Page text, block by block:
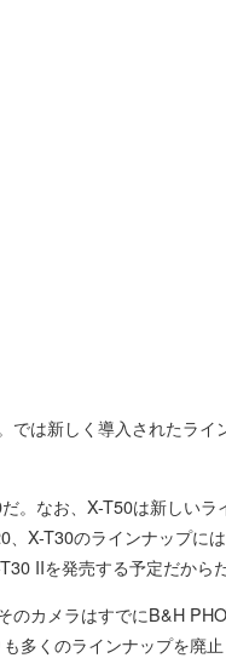
では新しく導入されたライ
。なお、X-T50は新しいラ
X-T30のラインナップには
IIを発売する予定だからだ
のカメラはすでにB&H
多くのラインナップを廃